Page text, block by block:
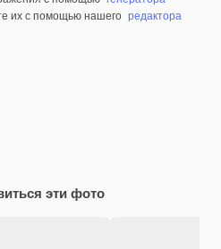
их с помощью нашего редактора
эти фото